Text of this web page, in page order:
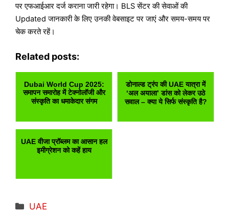
पर एफआईआर दर्ज कराना जारी रहेगा। BLS सेंटर की सेवाओं की
Updated जानकारी के लिए उनकी वेबसाइट पर जाएं और समय-समय पर
चेक करते रहें।
Related posts:
Dubai World Cup 2025:
समापन समारोह में टेक्नोलॉजी और
संस्कृति का धमाकेदार संगम
डोनाल्ड ट्रंप की UAE यात्रा में
‘अल अयाला’ डांस को लेकर उठे
सवाल – क्या ये सिर्फ संस्कृति है?
UAE वीजा प्रॉब्लम का आसान हल
इमीग्रेशन को कहें हाय
Categories
UAE